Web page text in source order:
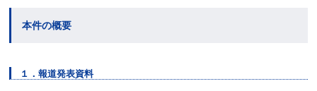
本件の概要
１．報道発表資料